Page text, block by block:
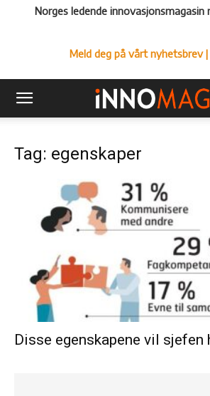
Norges ledende innovasjonsmagasin
Meld deg på vårt nyhetsbrev|
Tag: egenskaper
Disse egenskapene vil sjefen